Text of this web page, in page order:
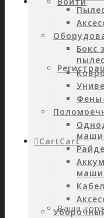
CartCart0
Ваша
Бокс